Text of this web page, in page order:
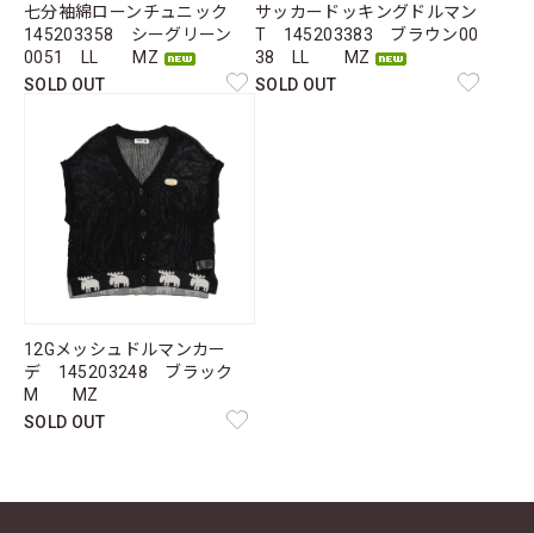
七分袖綿ローンチュニック
145203358 シーグリーン
0051 LL MZ
SOLD OUT
サッカードッキングドルマン
T 145203383 ブラウン00
38 LL MZ
SOLD OUT
12Gメッシュドルマンカー
デ 145203248 ブラック
M MZ
SOLD OUT